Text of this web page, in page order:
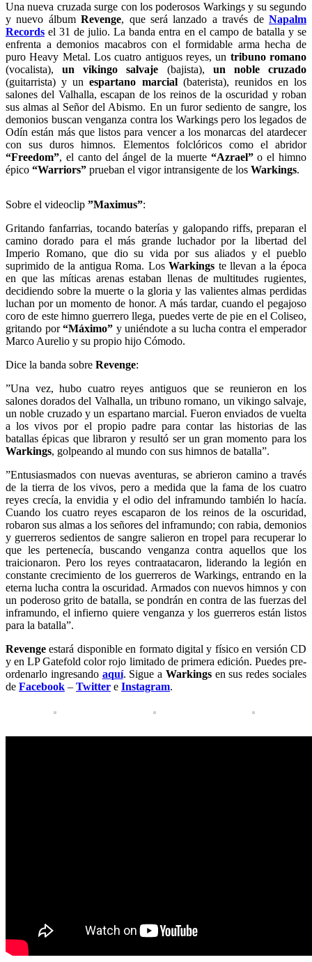
Una nueva cruzada surge con los poderosos Warkings y su segundo
y nuevo álbumRevenge, que será lanzado a través deNapalm
Records el 31 de julio. La banda entra en el campo de batalla y se
enfrenta a demonios macabros con el formidable arma hecha de
puro Heavy Metal. Los cuatro antiguos reyes, un tribuno romano
(vocalista),un vikingo salvaje (bajista), un noble cruzado
(guitarrista) y unespartano marcial(baterista), reunidos en los
salones del Valhalla, escapan de los reinos de la oscuridad y roban
sus almas al Señor del Abismo. En un furor sediento de sangre, los
demonios buscan venganza contra los Warkings pero los legados de
Odín están más que listos para vencer a los monarcas del atardecer
con sus duros himnos. Elementos folclóricos como el abridor
“Freedom”, el canto del ángel de la muerte “Azrael”o el himno
épico “Warriors” prueban el vigor intransigente de los Warkings.
Sobre el videoclip ”Maximus”:
Gritando fanfarrias, tocando baterías y galopando riffs, preparan el
camino dorado para el más grande luchador por la libertad del
Imperio Romano, que dio su vida por sus aliados y el pueblo
suprimido de la antigua Roma. LosWarkings te llevan a la época
en que las míticas arenas estaban llenas de multitudes rugientes,
decidiendo sobre la muerte o la gloria y las valientes almas perdidas
luchan por un momento de honor. A más tardar, cuando el pegajoso
coro de este himno guerrero llega, puedes verte de pie en el Coliseo,
gritando por“Máximo” y uniéndote a su lucha contra el emperador
Marco Aurelio y su propio hijo Cómodo.
Dice la banda sobre Revenge:
”Una vez, hubo cuatro reyes antiguos que se reunieron en los
salones dorados del Valhalla, un tribuno romano, un vikingo salvaje,
un noble cruzado y un espartano marcial. Fueron enviados de vuelta
a los vivos por el propio padre para contar las historias de las
batallas épicas que libraron y resultó ser un gran momento para los
Warkings, golpeando al mundo con sus himnos de batalla”.
”Entusiasmados con nuevas aventuras, se abrieron camino a través
de la tierra de los vivos, pero a medida que la fama de los cuatro
reyes crecía, la envidia y el odio del inframundo también lo hacía.
Cuando los cuatro reyes escaparon de los reinos de la oscuridad,
robaron sus almas a los señores del inframundo; con rabia, demonios
y guerreros sedientos de sangre salieron en tropel para recuperar lo
que les pertenecía, buscando venganza contra aquellos que los
traicionaron. Pero los reyes contraatacaron, liderando la legión en
constante crecimiento de los guerreros de Warkings, entrando en la
eterna lucha contra la oscuridad. Armados con nuevos himnos y con
un poderoso grito de batalla, se pondrán en contra de las fuerzas del
inframundo, el infierno quiere venganza y los guerreros están listos
para la batalla”.
Revenge estará disponible en formato digital y físico en versión CD
y en LP Gatefold color rojo limitado de primera edición. Puedes pre-
ordenarlo ingresando aquí. Sigue a Warkingsen sus redes sociales
de Facebook – Twitter e Instagram.